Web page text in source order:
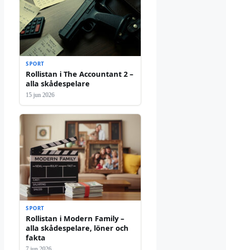
SPORT
Rollistan i The Accountant 2 –
alla skådespelare
15 jun 2026
SPORT
Rollistan i Modern Family –
alla skådespelare, löner och
fakta